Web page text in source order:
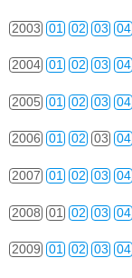
2003 01 02 03 04
2004 01 02 03 04
2005 01 02 03 04
2006 01 02 03 04
2007 01 02 03 04
2008 01 02 03 04
2009 01 02 03 04